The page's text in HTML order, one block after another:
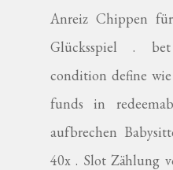
Anreiz Chippen
Glücksspiel .
condition define
funds in
aufbrechen
40x . Slot Zählung